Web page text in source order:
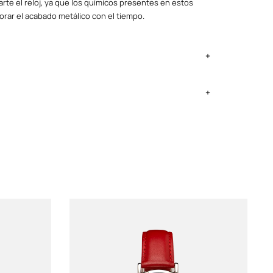
el reloj, ya que los químicos presentes en estos
el acabado metálico con el tiempo.
cm
la hora